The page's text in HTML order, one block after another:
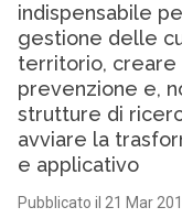
indispensabile
gestione delle
territorio,
prevenzione e,
strutture di
avviare la
e applicativo
Pubblicato il 21 Mar